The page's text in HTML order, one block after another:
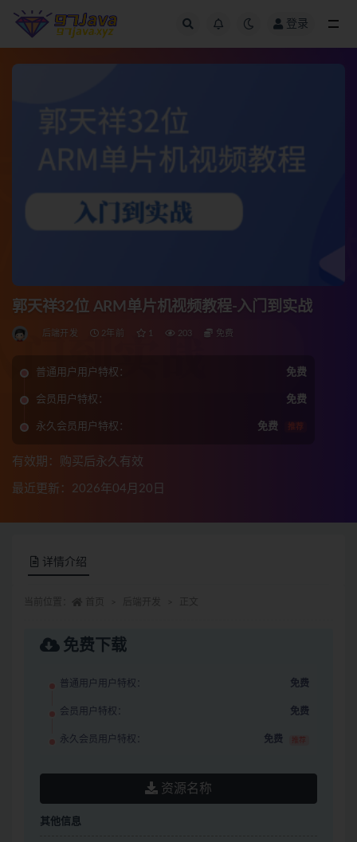
登录
郭天祥32位 ARM单片机视频教程-入门到实战
后端开发 2年前 1 203 免费
普通用户用户特权： 免费
会员用户特权： 免费
永久会员用户特权： 免费 推荐
有效期：购买后永久有效
最近更新：2026年04月20日
详情介绍
免费下载
普通用户用户特权： 免费
会员用户特权： 免费
永久会员用户特权： 免费 推荐
资源名称
其他信息